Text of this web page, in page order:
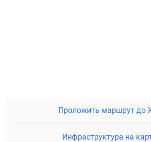
Проложить маршрут до
Инфраструктура на